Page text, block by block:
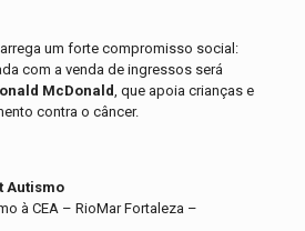
um forte compromisso social:
com a venda de ingressos será
McDonald , que apoia crianças e
contra o câncer.
Autismo
à CEA – RioMar Fortaleza –